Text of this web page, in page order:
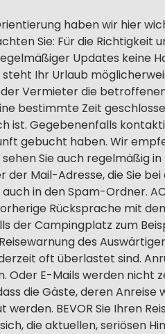
haben wir hier
Sie: Für die Richtigkeit
Updates keine
Ihr Urlaub
Vermieter die
bestimmte Zeit
ist. Gegebenenfalls
gebucht haben. Wir
Sie auch regelmäßig
Mail-Adresse, die Sie bei
in den Spam-Ordner.
Rücksprache mit
der Campingplatz zum
des
oft überlastet sind.
Oder E-Mails werden nicht
die Gäste, deren Anreise
BEVOR Sie Ihren
die aktuellen, seriösen